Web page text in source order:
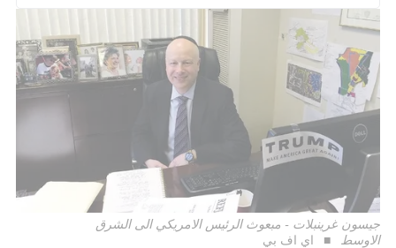
جيسون غرينبلات - مبعوث الرئيس الامريكي الى الشرق
الاوسط
اي اف بي